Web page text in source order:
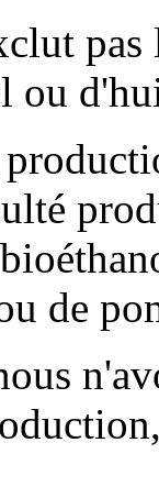
ou
de